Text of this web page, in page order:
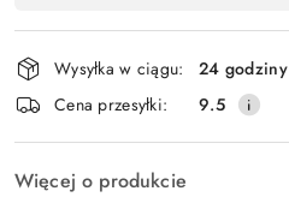
płatność
i
dostawa
Wysyłka w ciągu:
24 godziny
Cena przesyłki:
9.5
Więcej o produkcie